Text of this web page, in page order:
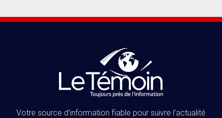
Votre source d’information fiable pour suivre l’actualité